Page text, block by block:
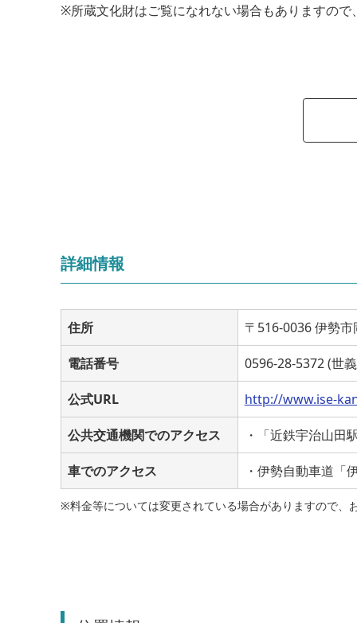
※所蔵文化財はご覧になれない場合もありますの
詳細情報
住所 〒516-0036 伊勢
電話番号 0596-28-5372 (世
公式URL http://www.ise-
公共交通機関でのアクセス ・「近鉄宇治山田
車でのアクセス ・伊勢自動車道「
※料金等については変更されている場合がありますので、